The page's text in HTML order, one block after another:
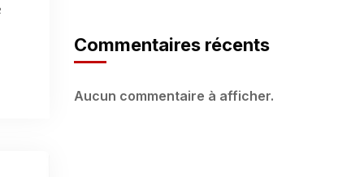
Commentaires récents
Aucun commentaire à afficher.